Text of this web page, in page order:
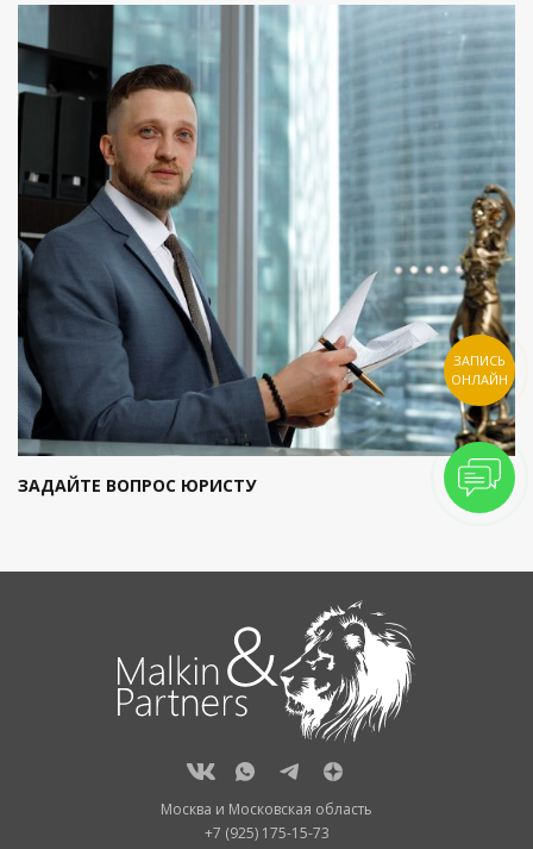
ЗАДАЙТЕ ВОПРОС ЮРИСТУ
Москва и Московская область
+7 (925) 175-15-73
ЗАПИСЬ
ОНЛАЙН